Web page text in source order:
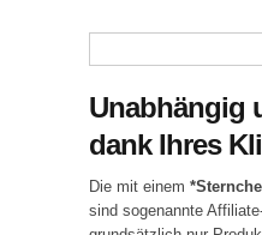
Unabhängig
dank Ihres
Die mit einem
sind sogenannte